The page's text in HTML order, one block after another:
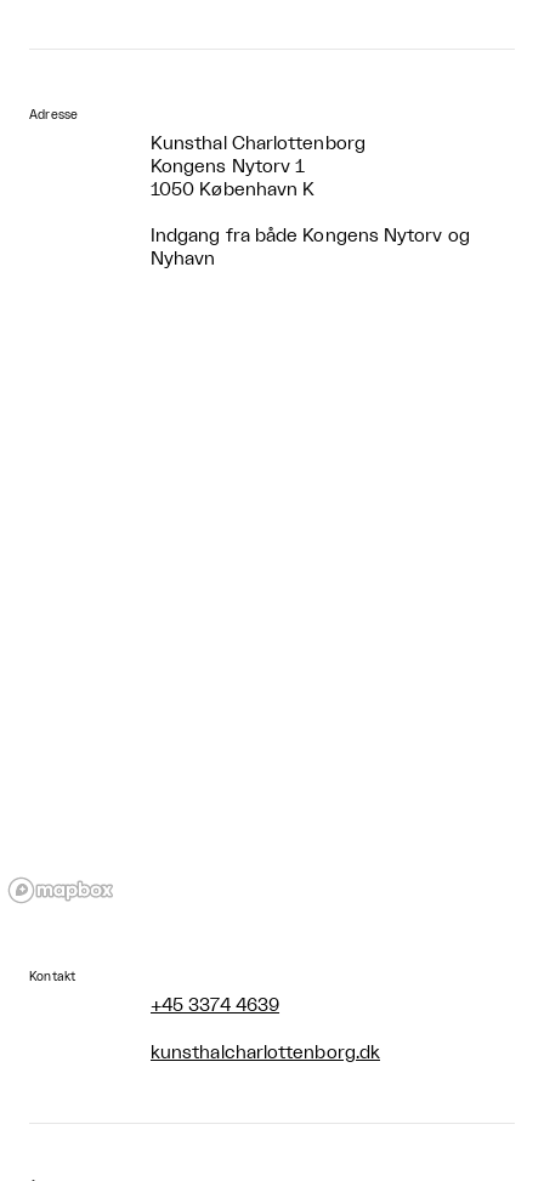
Adresse
Kunsthal Charlottenborg
Kongens Nytorv 1
1050 København K
Indgang fra både Kongens Nytorv og
Nyhavn
Kontakt
+45 3374 4639
kunsthalcharlottenborg.dk